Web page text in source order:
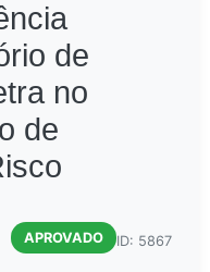
de
no
de
APROVADO ID: 5867